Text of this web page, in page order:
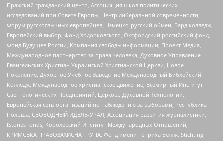
Пражский гражданский центр, Ассоциация школ политических
исследований при Совете Европы, Центр либеральной современности,
Форум русскоязычных европейцев, Немецко-русский обмен, Бард колледж,
Европейский выбор, Фонд Ходорковского, Оксфордский российский фонд,
Фонд Будущее России, Компания свободы информации, Проект Медиа,
Международное партнерство за права человека, Духовное Управление
Евангельских Христиан Украинской Христианской Церкви, Новое
Поколение, Духовное Учебное Заведение Международный Библейский
Колледж, Международное христианское движение, Всемирный Институт
Саентологических Предприятий, Церковь Духовной Технологии,
Европейская сеть организаций по наблюдению за выборами, Республика
Польша, СВОБОДНЫЙ ИДЕЛЬ-УРАЛ, Ассоциация развития журналистики,
IStories fonds, Королевский Институт Международных Отношений,
КРИМСЬКА ПРАВОЗАХИСНА ГРУПА, Фонд имени Генриха Бёлля, Stichting